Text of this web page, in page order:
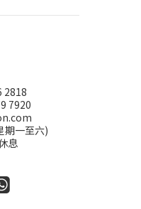
2818
7920
期一至六)
息